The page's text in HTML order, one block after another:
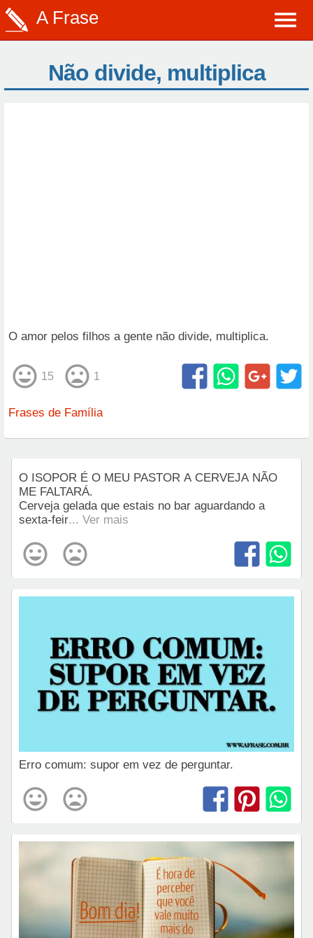
A Frase
Não divide, multiplica
O amor pelos filhos a gente não divide, multiplica.
15 1
Frases de Família
O ISOPOR É O MEU PASTOR A CERVEJA NÃO
ME FALTARÁ.
Cerveja gelada que estais no bar aguardando a
sexta-feir... Ver mais
Erro comum: supor em vez de perguntar.